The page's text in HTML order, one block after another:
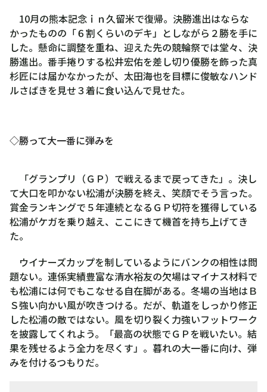
10月の熊本記念ｉｎ久留米で復帰。決勝進出はならな
かったものの「６割くらいのデキ」としながら２勝を手に
した。懸命に調整を重ね、迎えた先の競輪祭では堂々、決
勝進出。番手捲りする松井宏佑を差し切り優勝を飾った真
杉匠には届かなかったが、太田海也を目標に俊敏なハンド
ルさばきを見せ３着に食い込んで見せた。
◇勝って大一番に弾みを
「グランプリ（ＧＰ）で戦えるまで戻ってきた」。決し
て大口を叩かない松浦が決勝を終え、笑顔でそう言った。
賞金ランキングで５年連続となるＧＰ切符を獲得している
松浦がケガを乗り越え、ここにきて機首を持ち上げてき
た。
ウイナーズカップを制しているようにバンクの相性は問
題ない。連係実績豊富な清水裕友の欠場はマイナス材料で
も松浦には何でもこなせる自在脚がある。冬場の当地はＢ
Ｓ強い向かい風が吹きつける。だが、軌道をしっかり修正
した松浦の敵ではない。風を切り裂く力強いフットワーク
を披露してくれよう。「最高の状態でＧＰを戦いたい。結
果を残せるよう全力を尽くす」。暮れの大一番に向け、弾
みを付けるつもりだ。